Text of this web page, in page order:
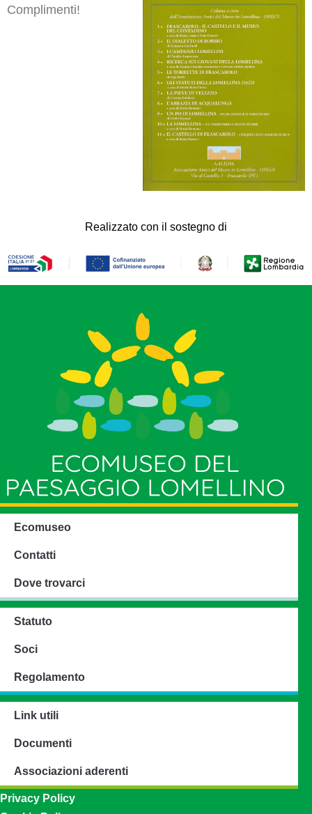
Complimenti!
Realizzato con il sostegno di
Ecomuseo
Contatti
Dove trovarci
Statuto
Soci
Regolamento
Link utili
Documenti
Associazioni aderenti
Privacy Policy